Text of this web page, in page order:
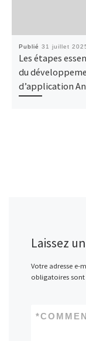
Publié 31 juillet
Les étapes
du
d’application
Laissez
Votre adresse e-
obligatoires sont
*